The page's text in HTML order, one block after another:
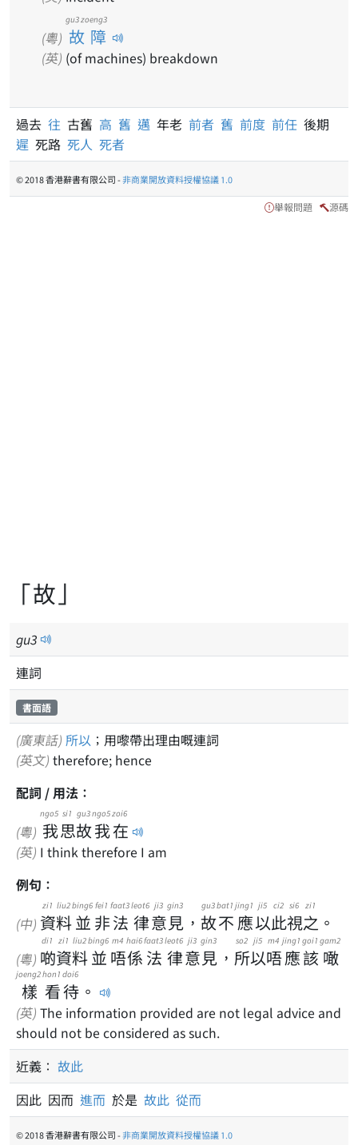
(粵) 故障
gu3 zoeng3
(英) (of machines) breakdown
過去 往 古舊 高 舊 邁 年老 前者 舊 前度 前任 後期
遲 死路 死人 死者
© 2018 香港辭書有限公司 -非商業開放資料授權協議 1.0
舉報問題 源碼
「故」
gu3
連詞
書面語
(廣東話) 所以 ；用嚟帶出理由嘅連詞
(英文) therefore; hence
配詞 / 用法：
(粵) 我
ngo5
思
si1
故
gu3
我
ngo5
在
zoi6
(英) I think therefore I am
例句：
(中) 資
zi1
料
liu2
並
bing6
非
fei1
法
faat3
律
leot6
意
ji3
見
gin3
， 故
gu3
不
bat1
應
jing1
以
ji5
此
ci2
視
si6
之
zi1
。
(粵) 啲
di1
資
zi1
料
liu2
並
bing6
唔
m4
係
hai6
法
faat3
律
leot6
意
ji3
見
gin3
， 所
so2
以
ji5
唔
m4
應
jing1
該
goi1
噉
gam2
樣
joeng2
看
hon1
待
doi6
。
(英) The information provided are not legal advice and
should not be considered as such.
近義： 故此
因此 因而 進而 於是 故此 從而
© 2018 香港辭書有限公司 -非商業開放資料授權協議 1.0